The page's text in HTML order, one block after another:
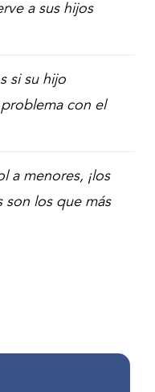
a sus hijos
si su hijo
con el
a menores, ¡los
son los que más